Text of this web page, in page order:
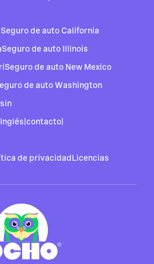
Seguro de auto California
Seguro de auto Illinois
Seguro de auto New Mexico
de auto Washington
Inglés contacto
de privacidadLicencias